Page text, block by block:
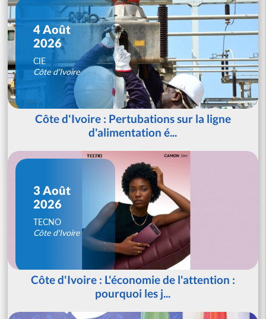
4 Août
2026
CIE
Côte d'Ivoire
Côte d'Ivoire : Pertubations sur la ligne
d'alimentation é...
3 Août
2026
TECNO
Côte d'Ivoire
Côte d'Ivoire : L'économie de l'attention :
pourquoi les j...